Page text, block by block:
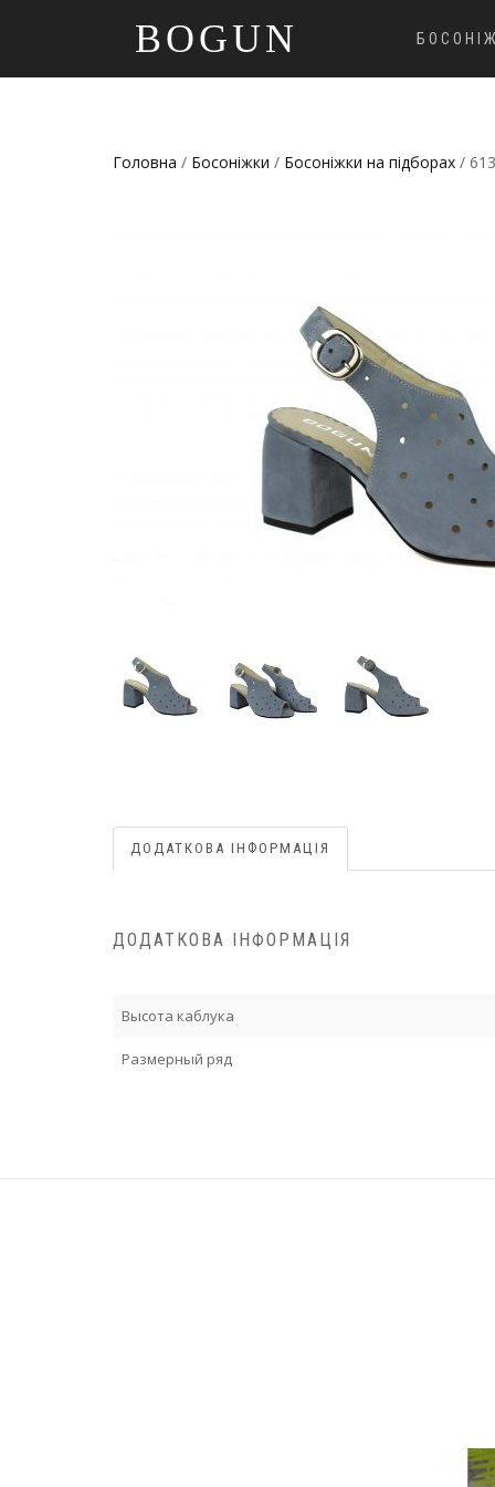
BOGUN
Головна / Босоніжки / Босоніжки на підборах /
ДОДАТКОВА ІНФОРМАЦІЯ
ДОДАТКОВА ІНФОРМАЦІЯ
Высота каблука
Размерный ряд